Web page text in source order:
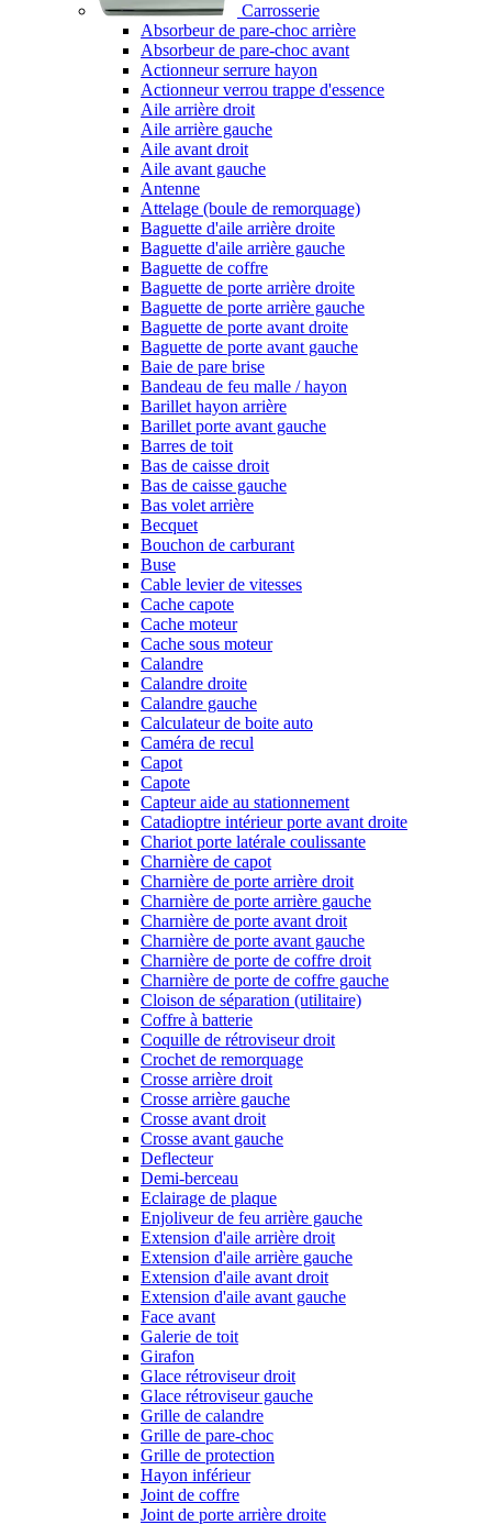
Carrosserie
Absorbeur de pare-choc arrière
Absorbeur de pare-choc avant
Actionneur serrure hayon
Actionneur verrou trappe d'essence
Aile arrière droit
Aile arrière gauche
Aile avant droit
Aile avant gauche
Antenne
Attelage (boule de remorquage)
Baguette d'aile arrière droite
Baguette d'aile arrière gauche
Baguette de coffre
Baguette de porte arrière droite
Baguette de porte arrière gauche
Baguette de porte avant droite
Baguette de porte avant gauche
Baie de pare brise
Bandeau de feu malle / hayon
Barillet hayon arrière
Barillet porte avant gauche
Barres de toit
Bas de caisse droit
Bas de caisse gauche
Bas volet arrière
Becquet
Bouchon de carburant
Buse
Cable levier de vitesses
Cache capote
Cache moteur
Cache sous moteur
Calandre
Calandre droite
Calandre gauche
Calculateur de boite auto
Caméra de recul
Capot
Capote
Capteur aide au stationnement
Catadioptre intérieur porte avant droite
Chariot porte latérale coulissante
Charnière de capot
Charnière de porte arrière droit
Charnière de porte arrière gauche
Charnière de porte avant droit
Charnière de porte avant gauche
Charnière de porte de coffre droit
Charnière de porte de coffre gauche
Cloison de séparation (utilitaire)
Coffre à batterie
Coquille de rétroviseur droit
Crochet de remorquage
Crosse arrière droit
Crosse arrière gauche
Crosse avant droit
Crosse avant gauche
Deflecteur
Demi-berceau
Eclairage de plaque
Enjoliveur de feu arrière gauche
Extension d'aile arrière droit
Extension d'aile arrière gauche
Extension d'aile avant droit
Extension d'aile avant gauche
Face avant
Galerie de toit
Girafon
Glace rétroviseur droit
Glace rétroviseur gauche
Grille de calandre
Grille de pare-choc
Grille de protection
Hayon inférieur
Joint de coffre
Joint de porte arrière droite